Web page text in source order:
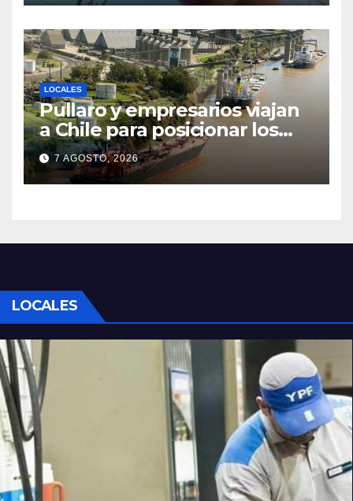
encamina al juicio por jurados
LOCALES
Pullaro y empresarios viajan
a Chile para posicionar los
puertos del sur de Santa Fe
como salida para las
exportaciones mineras
7 AGOSTO, 2026
LOCALES